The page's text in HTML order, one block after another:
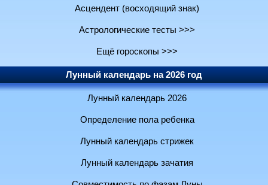
Асцендент (восходящий знак)
Астрологические тесты >>>
Ещё гороскопы >>>
Лунный календарь на 2026 год
Лунный календарь 2026
Определение пола ребенка
Лунный календарь стрижек
Лунный календарь зачатия